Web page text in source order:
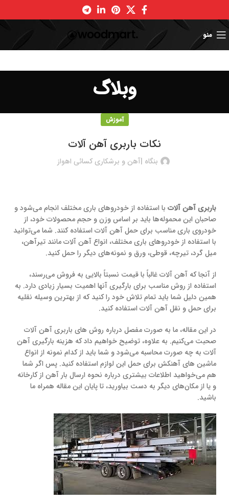
منو
وبلاگ
آموزش
نکات باربری آهن آلات
بنگاه |آهن و برشکاری کسائی اهواز
باربری آهن آلات با استفاده از خودروهای باری مختلف انجام می‌شود و
صاحبان این محموله‌ها باید بر اساس وزن و حجم محصولات خود، از
خودروی باری مناسب برای حمل آهن آلات استفاده کنند. شما می‌توانید
با استفاده از خودروهای باری مختلف، انواع آهن آلات مانند تیرآهن،
میل گرد، تیرچه، قوطی، ورق و نمونه‌های دیگر را حمل کنید.
از آنجا که آهن آلات غالباً با قیمت نسبتاً بالایی به فروش می‌رسند،
استفاده از روش مناسب برای بارگیری آنها اهمیت بسیار زیادی دارد. به
همین دلیل شما باید تمام تلاش خود را کنید که از بهترین وسیله نقلیه
برای حمل و نقل آهن آلات استفاده کنید.
در این مقاله، ما به صورت مفصل درباره روش های باربری آهن آلات
صحبت می‌کنیم. به علاوه، توضیح خواهیم داد که هزینه بارگیری آهن
آلات به چه صورت محاسبه می‌شود و شما باید از کدام نمونه از انواع
ماشین های آهنکش برای حمل این لوازم استفاده کنید. پس اگر شما
هم می‌خواهید اطلاعات بیشتری درباره نحوه ارسال بار آهن از کارخانه
و یا از مکان‌های دیگر به دست بیاورید، تا پایان این مقاله همراه ما
باشید.